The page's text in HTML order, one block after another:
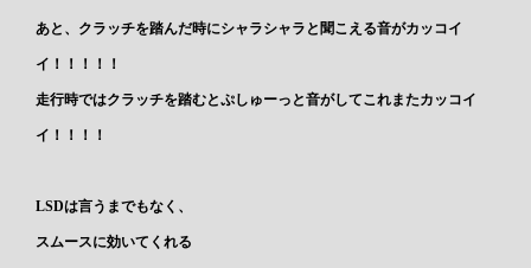
あと、クラッチを踏んだ時にシャラシャラと聞こえる音がカッコイ
イ！！！！！
走行時ではクラッチを踏むとぷしゅーっと音がしてこれまたカッコイ
イ！！！！
LSDは言うまでもなく、
スムースに効いてくれる